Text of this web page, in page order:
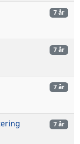
7 år
7 år
7 år
7 år